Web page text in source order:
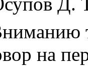
на